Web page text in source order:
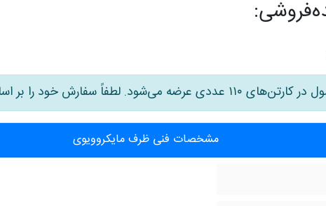
می‌شود. لطفاً سفارش خود را بر اساس این تعداد ثبت نمایید.
مشخصات فنی ظرف مایکروویوی